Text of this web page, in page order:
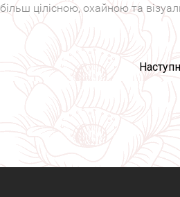
цілісною, охайною та